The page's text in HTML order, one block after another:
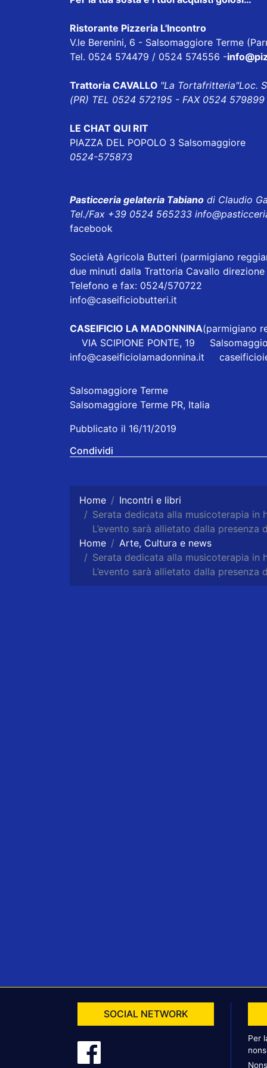
Ristorante Pizzeria L'Incontro
V.le Berenini, 6 - Salsomaggiore Terme
Tel. 0524 574479 / 0524 574556 -
Trattoria CAVALLO "La Tortafritteria"Loc.
(PR) TEL 0524 572195 - FAX 0524
LE CHAT QUI RIT
PIAZZA DEL POPOLO 3 Salsomaggiore
0524-575873
Pasticceria gelateria Tabiano di Claudio
Tel./Fax +39 0524 565233
facebook
Società Agricola Butteri (parmigiano
due minuti dalla Trattoria Cavallo
Telefono e fax: 0524/570722
info@caseificiobutteri.it
CASEIFICIO LA MADONNINA(parmigiano
VIA SCIPIONE PONTE, 19
info@caseificiolamadonnina.it
Salsomaggiore Terme
Salsomaggiore Terme PR, Italia
Pubblicato il 16/11/2019
Condividi
Home
Incontri e libri
Serata dedicata alla musicoterapia in
L’evento sarà allietato dalla presenza
Home
Arte, Cultura e news
Serata dedicata alla musicoterapia in
L’evento sarà allietato dalla presenza
SOCIAL NETWORK
Per